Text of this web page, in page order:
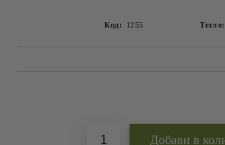
Код: 1255 Тегло: